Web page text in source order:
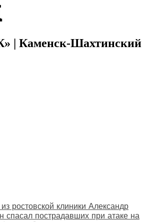
| Каменск-Шахтинский
ростовской клиники Александр
спасал пострадавших при атаке на